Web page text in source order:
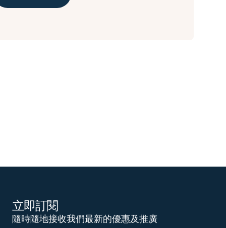
立即訂閱
隨時隨地接收我們最新的優惠及推廣